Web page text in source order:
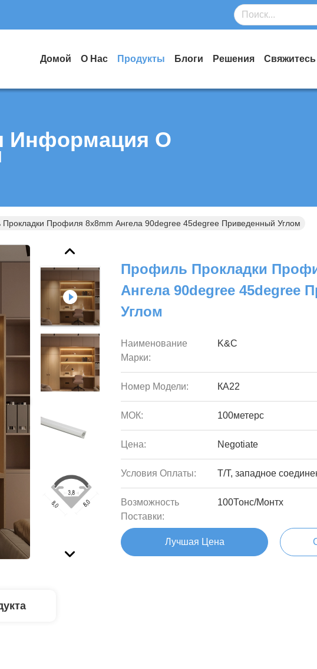
Домой О Нас Продукты Блоги Решения
Информация О
Профиля 8x8mm Ангела 90degree 45degree Приведенный Углом
Профиль Прокладки
Ангела 90degree 45degree
Углом
Наименование
Марки:
K&C
Номер Модели: КА22
МОК: 100метерс
Цена: Negotiate
Условия Оплаты: T/T, западное
Возможность
Поставки:
100Тонс/Монтх
Лучшая Цена